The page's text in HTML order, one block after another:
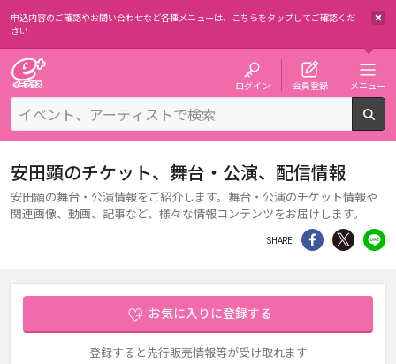
申込内容のご確認やお問い合わせなど各種メニューは、 こちらをタップしてご確認くだ
さい
ログイン 会員登録 メニュー
安田顕のチケット、舞台・公演、配信情報
安田顕の舞台・公演情報をご紹介します。舞台・公演のチケット情報や
関連画像、動画、記事など、様々な情報コンテンツをお届けします。
SHARE シェア Twitter
お気に入りに登録する
登録すると先行販売情報等が受け取れます